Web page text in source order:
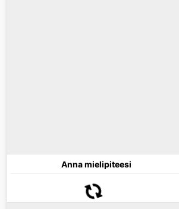
Anna mielipiteesi